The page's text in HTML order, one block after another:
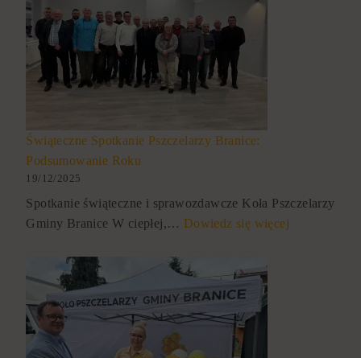
Świąteczne Spotkanie Pszczelarzy Branice:
Podsumowanie Roku
19/12/2025
Spotkanie świąteczne i sprawozdawcze Koła Pszczelarzy
Gminy Branice W ciepłej,… Dowiedz się więcej